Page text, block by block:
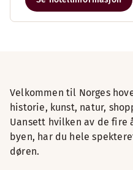
Velkommen til Norges
historie, kunst, natur,
Uansett hvilken av de fire
byen, har du hele
døren.